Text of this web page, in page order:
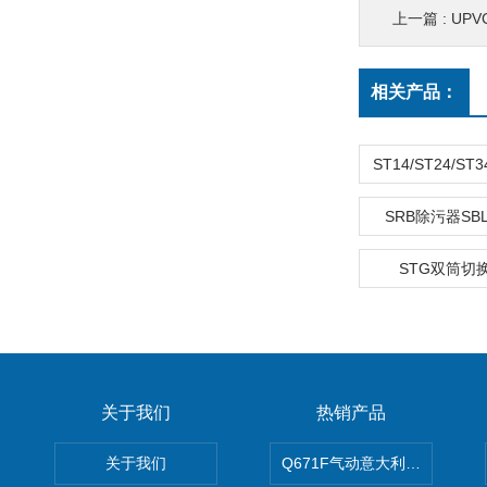
上一篇 :
相关产品：
SRB除污器
STG双筒切
关于我们
关于我们
热销产品
Q671F气动意大利式薄型球阀